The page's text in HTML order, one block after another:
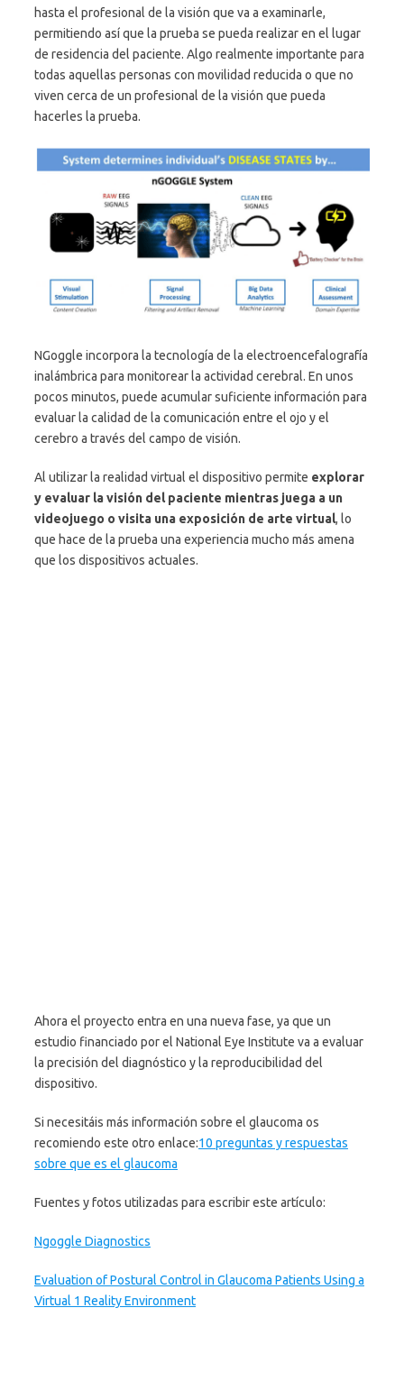
hasta el profesional de la visión que va a examinarle,
permitiendo así que la prueba se pueda realizar en el lugar
de residencia del paciente. Algo realmente importante para
todas aquellas personas con movilidad reducida o que no
viven cerca de un profesional de la visión que pueda
hacerles la prueba.
NGoggle incorpora la tecnología de la electroencefalografía
inalámbrica para monitorear la actividad cerebral. En unos
pocos minutos, puede acumular suficiente información para
evaluar la calidad de la comunicación entre el ojo y el
cerebro a través del campo de visión.
Al utilizar la realidad virtual el dispositivo permite explorar
y evaluar la visión del paciente mientras juega a un
videojuego o visita una exposición de arte virtual, lo
que hace de la prueba una experiencia mucho más amena
que los dispositivos actuales.
Ahora el proyecto entra en una nueva fase, ya que un
estudio financiado por el National Eye Institute va a evaluar
la precisión del diagnóstico y la reproducibilidad del
dispositivo.
Si necesitáis más información sobre el glaucoma os
recomiendo este otro enlace:10 preguntas y respuestas
sobre que es el glaucoma
Fuentes y fotos utilizadas para escribir este artículo:
Ngoggle Diagnostics
Evaluation of Postural Control in Glaucoma Patients Using a
Virtual 1 Reality Environment